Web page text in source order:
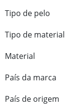
Tipo de pelo
Tipo de material
Material
País da marca
País de origem